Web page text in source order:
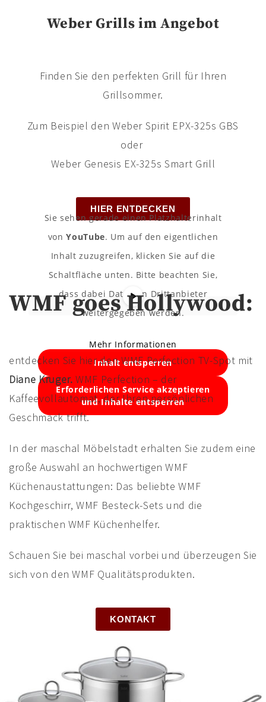
Weber Grills im Angebot
Finden Sie den perfekten Grill für Ihren
Grillsommer.
Zum Beispiel den Weber Spirit EPX-325s GBS
oder
Weber Genesis EX-325s Smart Grill
HIER ENTDECKEN
Sie sehen gerade einen Platzhalterinhalt
vonYouTube. Um auf den eigentlichen
Inhalt zuzugreifen, klicken Sie auf die
Schaltfläche unten. Bitte beachten Sie,
dass dabei Daten an Drittanbieter
weitergegeben werden.
Mehr Informationen
Inhalt entsperren
Erforderlichen Service akzeptieren
und Inhalte entsperren
WMF goes Hollywood:
entdecken Sie hier den WMF Perfection TV-Spot mit
Diane Kruger.WMF Perfection – der
Kaffeevollautomat, der Ihren persönlichen
Geschmack trifft.
In der maschal Möbelstadt erhalten Sie zudem eine
große Auswahl an hochwertigen WMF
Küchenaustattungen: Das beliebte WMF
Kochgeschirr, WMF Besteck-Sets und die
praktischen WMF Küchenhelfer.
Schauen Sie bei maschal vorbei und überzeugen Sie
sich von den WMF Qualitätsprodukten.
KONTAKT